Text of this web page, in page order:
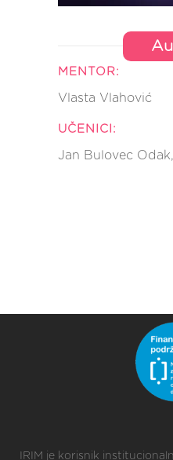
MENTOR:
Vlasta Vlahović
UČENICI:
Jan Bulovec
IRIM je korisnik